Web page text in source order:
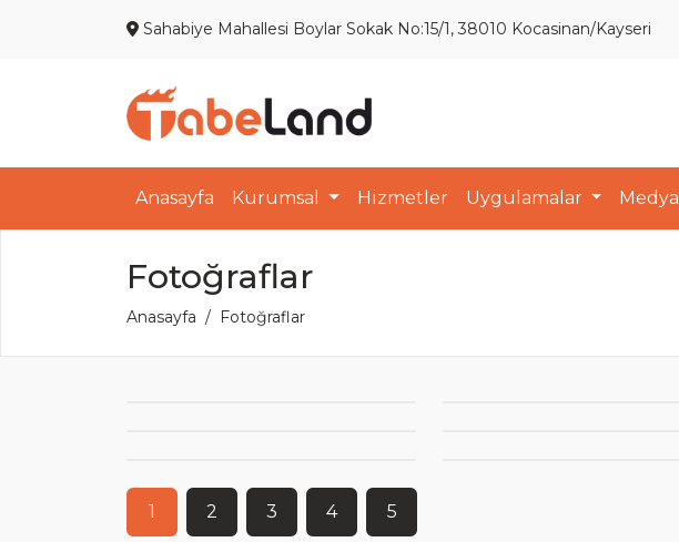
Sahabiye Mahallesi Boylar Sokak No:15/1, 38010 Kocasinan/Kayseri
Anasayfa Kurumsal Hizmetler Uygulamalar Medya
Fotoğraflar
Anasayfa Fotoğraflar
1 2 3 4 5